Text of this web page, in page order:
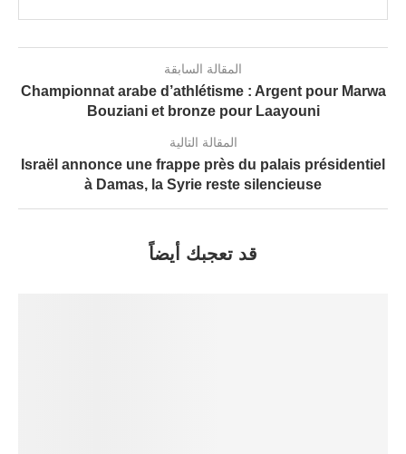
المقالة السابقة
Championnat arabe d’athlétisme : Argent pour Marwa
Bouziani et bronze pour Laayouni
المقالة التالية
Israël annonce une frappe près du palais présidentiel
à Damas, la Syrie reste silencieuse
قد تعجبك أيضاً